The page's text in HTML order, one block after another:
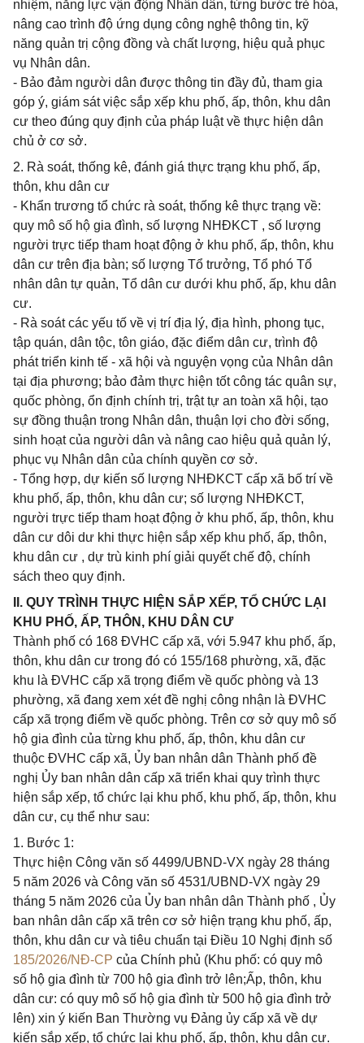
nhiệm, năng lực vận động Nhân dân, từng bước trẻ hóa,
nâng cao trình độ ứng dụng công nghệ thông tin, kỹ
năng quản trị cộng đồng và chất lượng, hiệu quả phục
vụ Nhân dân.
- Bảo đảm người dân được thông tin đầy đủ, tham gia
góp ý, giám sát việc sắp xếp khu phố, ấp, thôn, khu dân
cư theo đúng quy định của pháp luật về thực hiện dân
chủ ở cơ sở.
2. Rà soát, thống kê, đánh giá thực trạng khu phố, ấp,
thôn, khu dân cư
- Khẩn trương tổ chức rà soát, thống kê thực trạng về:
quy mô số hộ gia đình, số lượng NHĐKCT , số lượng
người trực tiếp tham hoạt động ở khu phố, ấp, thôn, khu
dân cư trên địa bàn; số lượng Tổ trưởng, Tổ phó Tổ
nhân dân tự quản, Tổ dân cư dưới khu phố, ấp, khu dân
cư.
- Rà soát các yếu tố về vị trí địa lý, địa hình, phong tục,
tập quán, dân tộc, tôn giáo, đặc điểm dân cư, trình độ
phát triển kinh tế - xã hội và nguyện vọng của Nhân dân
tại địa phương; bảo đảm thực hiện tốt công tác quân sự,
quốc phòng, ổn định chính trị, trật tự an toàn xã hội, tạo
sự đồng thuận trong Nhân dân, thuận lợi cho đời sống,
sinh hoạt của người dân và nâng cao hiệu quả quản lý,
phục vụ Nhân dân của chính quyền cơ sở.
- Tổng hợp, dự kiến số lượng NHĐKCT cấp xã bố trí về
khu phố, ấp, thôn, khu dân cư; số lượng NHĐKCT,
người trực tiếp tham hoạt động ở khu phố, ấp, thôn, khu
dân cư dôi dư khi thực hiện sắp xếp khu phố, ấp, thôn,
khu dân cư , dự trù kinh phí giải quyết chế độ, chính
sách theo quy định.
II. QUY TRÌNH THỰC HIỆN SẮP XẾP, TỔ CHỨC LẠI
KHU PHỐ, ẤP, THÔN, KHU DÂN CƯ
Thành phố có 168 ĐVHC cấp xã, với 5.947 khu phố, ấp,
thôn, khu dân cư trong đó có 155/168 phường, xã, đặc
khu là ĐVHC cấp xã trọng điểm về quốc phòng và 13
phường, xã đang xem xét đề nghị công nhận là ĐVHC
cấp xã trọng điểm về quốc phòng. Trên cơ sở quy mô số
hộ gia đình của từng khu phố, ấp, thôn, khu dân cư
thuộc ĐVHC cấp xã, Ủy ban nhân dân Thành phố đề
nghị Ủy ban nhân dân cấp xã triển khai quy trình thực
hiện sắp xếp, tổ chức lại khu phố, khu phố, ấp, thôn, khu
dân cư, cụ thể như sau:
1. Bước 1:
Thực hiện Công văn số 4499/UBND-VX ngày 28 tháng
5 năm 2026 và Công văn số 4531/UBND-VX ngày 29
tháng 5 năm 2026 của Ủy ban nhân dân Thành phố , Ủy
ban nhân dân cấp xã trên cơ sở hiện trạng khu phố, ấp,
thôn, khu dân cư và tiêu chuẩn tại Điều 10 Nghị định số
185/2026/NĐ-CP của Chính phủ (Khu phố: có quy mô
số hộ gia đình từ 700 hộ gia đình trở lên;Ấp, thôn, khu
dân cư: có quy mô số hộ gia đình từ 500 hộ gia đình trở
lên) xin ý kiến Ban Thường vụ Đảng ủy cấp xã về dự
kiến sắp xếp, tổ chức lại khu phố, ấp, thôn, khu dân cư.